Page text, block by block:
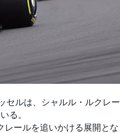
セルは、シャルル・ルクレー
る。
ールを追いかける展開とな